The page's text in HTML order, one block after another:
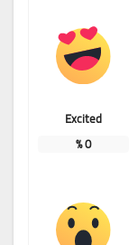
Excited
0
%